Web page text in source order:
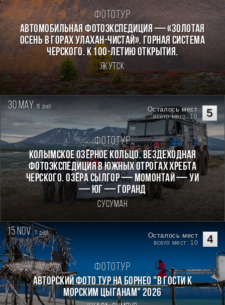
Фототур
Автомобильная фотоэкспедиция — «Золотая
осень в горах Улахан-Чистай». Горная система
Черского. К 100-летию открытия.
Якутск
30 may. 15 дней 5
Осталось мест
всего мест: 10
Фототур
КОЛЫМСКОЕ ОЗЁРНОЕ КОЛЬЦО. Вездеходная
фотоэкспедиция в южных отрогах хребта
Черского. Озёра Сылгор — Момонтай — Уи
— Юг — Горанд
Сусуман
15 nov. 11дней 4
Осталось мест
всего мест: 10
Фототур
Авторский фото тур на Борнео "В гости к
морским цыганам" 2026